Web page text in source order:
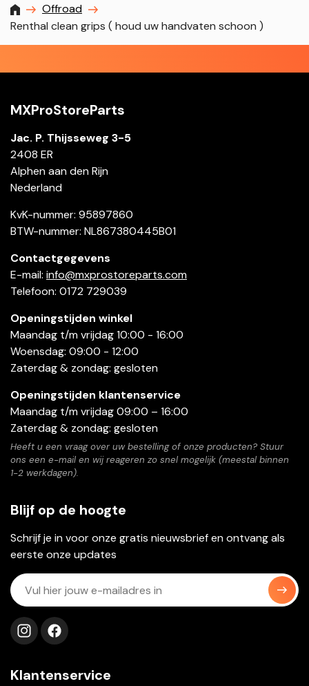
MXProstoreparts
Offroad
Renthal clean grips ( houd uw handvaten schoon )
MXProStoreParts
Jac. P. Thijsseweg 3-5
2408 ER
Alphen aan den Rijn
Nederland
KvK-nummer: 95897860
BTW-nummer: NL867380445B01
Contactgegevens
E-mail: info@mxprostoreparts.com
Telefoon: 0172 729039
Openingstijden winkel
Maandag t/m vrijdag 10:00 - 16:00
Woensdag: 09:00 - 12:00
Zaterdag & zondag: gesloten
Openingstijden klantenservice
Maandag t/m vrijdag 09:00 – 16:00
Zaterdag & zondag: gesloten
Heeft u een vraag over uw bestelling of onze producten? Stuur
ons een e-mail en wij reageren zo snel mogelijk (meestal binnen
1-2 werkdagen).
Blijf op de hoogte
Schrijf je in voor onze gratis nieuwsbrief en ontvang als
eerste onze updates
Volg ons op instagram
Volg ons op facebook
Klantenservice